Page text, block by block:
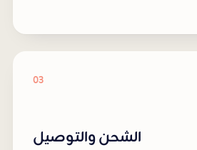
03
الشحن والتوصيل